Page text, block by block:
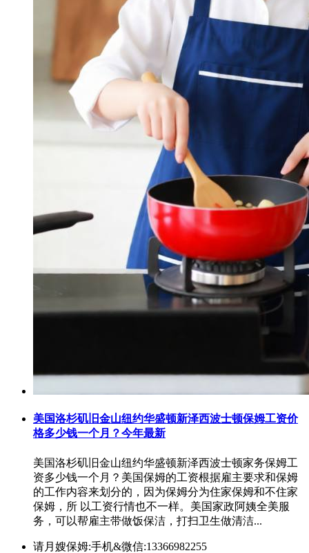
美国洛杉矶旧金山纽约华盛顿新泽西波士顿保姆工资价
格多少钱一个月？今年最新
美国洛杉矶旧金山纽约华盛顿新泽西波士顿家务保姆工
资多少钱一个月？美国保姆的工资根据雇主要求和保姆
的工作内容来划分的，因为保姆分为住家保姆和不住家
保姆，所 以工资行情也不一样。美国家政阿姨全美服
务，可以帮雇主带做饭保洁，打扫卫生做清洁...
请月嫂保姆:手机&微信:13366982255